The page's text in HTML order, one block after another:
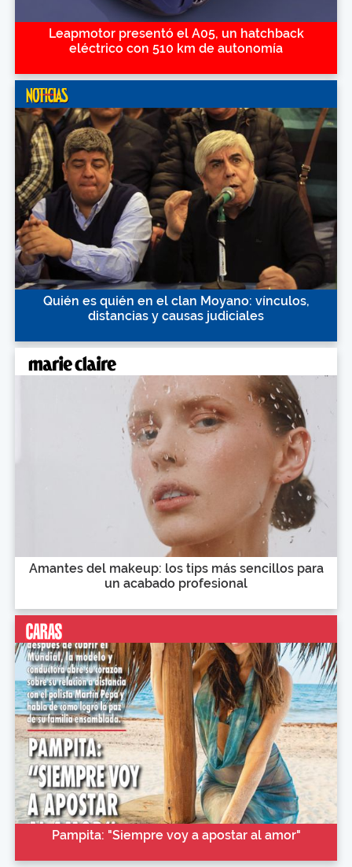
Leapmotor presentó el A05, un hatchback
eléctrico con 510 km de autonomía
Quién es quién en el clan Moyano: vínculos,
distancias y causas judiciales
Amantes del makeup: los tips más sencillos para
un acabado profesional
Pampita: "Siempre voy a apostar al amor"